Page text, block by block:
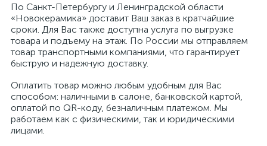
По Санкт-Петербургу и Ленинградской области
«Новокерамика» доставит Ваш заказ в кратчайшие
сроки. Для Вас также доступна услуга по выгрузке
товара и подъему на этаж. По России мы отправляем
товар транспортными компаниями, что гарантирует
быструю и надежную доставку.
Оплатить товар можно любым удобным для Вас
способом: наличными в салоне, банковской картой,
оплатой по QR-коду, безналичным платежом. Мы
работаем как с физическими, так и юридическими
лицами.